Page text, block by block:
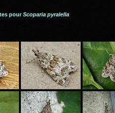
pourScoparia pyralella